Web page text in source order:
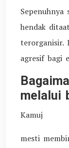
hendak
terorganisir.
agresif bagi
melalui
Kamuj
mesti